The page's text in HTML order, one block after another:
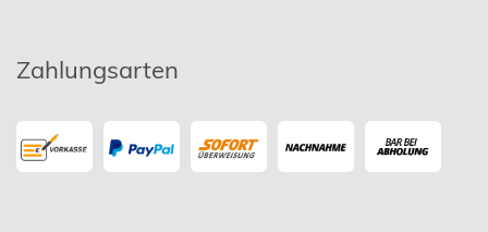
Zahlungsarten